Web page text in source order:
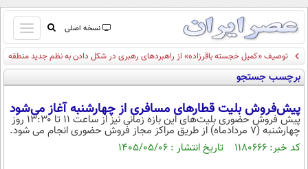
نسخه اصلی
باز
و
بسته
کردن
منو
صفحه اول
جستجو
نظرسنجی
آب و هوا
توصیف «کمیل خجسته باقرزاده» از راهبردهای رهبری در شکل دادن به نظم جدید منطقه
برچسب جستجو
پیش‌فروش بلیت‌ قطارهای مسافری از چهارشنبه آغاز می‌شود
پیش فروش حضوری بلیت‌های این بازه زمانی نیز از ساعت ۱۱ تا ۱۳:۳۰ روز
چهارشنبه (۷ مردادماه) از طریق مراکز مجاز فروش حضوری انجام می شود.
کد خبر: ۱۱۸۰۶۶۶ تاریخ انتشار : ۱۴۰۵/۰۵/۰۶